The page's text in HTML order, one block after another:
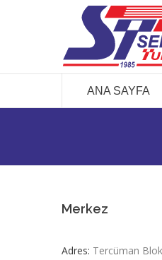
ANA SAYFA
Merkez
Adres: Tercüman